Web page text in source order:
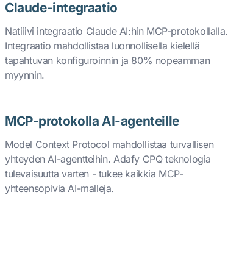
Claude-integraatio
Natiiivi integraatio Claude AI:hin MCP-protokollalla.
Integraatio mahdollistaa luonnollisella kielellä
tapahtuvan konfiguroinnin ja 80% nopeamman
myynnin.
MCP-protokolla AI-agenteille
Model Context Protocol mahdollistaa turvallisen
yhteyden AI-agentteihin. Adafy CPQ teknologia
tulevaisuutta varten - tukee kaikkia MCP-
yhteensopivia AI-malleja.